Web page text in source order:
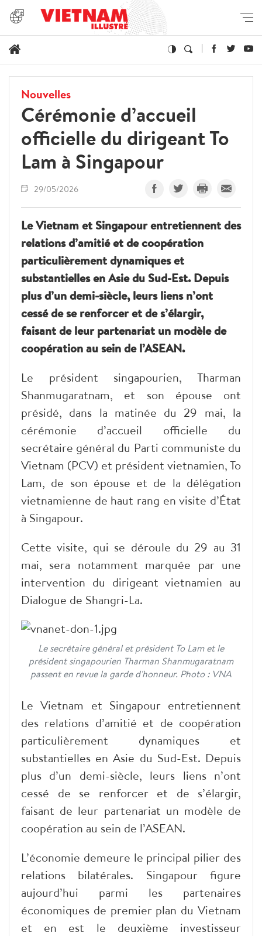
Nouvelles
Cérémonie d’accueil
officielle du dirigeant To
Lam à Singapour
29/05/2026
Le Vietnam et Singapour entretiennent des
relations d’amitié et de coopération
particulièrement dynamiques et
substantielles en Asie du Sud-Est. Depuis
plus d’un demi-siècle, leurs liens n’ont
cessé de se renforcer et de s’élargir,
faisant de leur partenariat un modèle de
coopération au sein de l’ASEAN.
Le président singapourien, Tharman
Shanmugaratnam, et son épouse ont
présidé, dans la matinée du 29 mai, la
cérémonie d’accueil officielle du
secrétaire général du Parti communiste du
Vietnam (PCV) et président vietnamien, To
Lam, de son épouse et de la délégation
vietnamienne de haut rang en visite d’État
à Singapour.
Cette visite, qui se déroule du 29 au 31
mai, sera notamment marquée par une
intervention du dirigeant vietnamien au
Dialogue de Shangri-La.
Le secrétaire général et président To Lam et le
président singapourien Tharman Shanmugaratnam
passent en revue la garde d'honneur. Photo : VNA
Le Vietnam et Singapour entretiennent
des relations d’amitié et de coopération
particulièrement dynamiques et
substantielles en Asie du Sud-Est. Depuis
plus d’un demi-siècle, leurs liens n’ont
cessé de se renforcer et de s’élargir,
faisant de leur partenariat un modèle de
coopération au sein de l’ASEAN.
L’économie demeure le principal pilier des
relations bilatérales. Singapour figure
aujourd’hui parmi les partenaires
économiques de premier plan du Vietnam
et en est le deuxième investisseur